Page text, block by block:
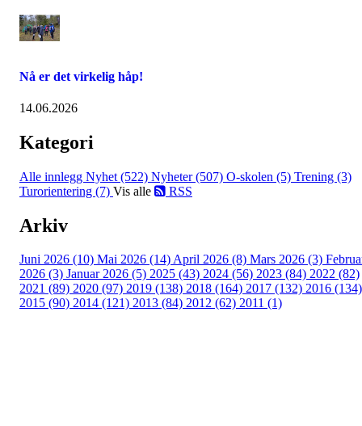
Nå er det virkelig håp!
14.06.2026
Kategori
Alle innlegg Nyhet (522) Nyheter (507) O-skolen (5) Trening (3)
Turorientering (7) Vis alle RSS
Arkiv
Juni 2026 (10) Mai 2026 (14)April 2026 (8) Mars 2026 (3)
2026 (3) Januar 2026 (5) 2025 (43) 2024 (56) 2023 (84) 2022 (82)
2021 (89) 2020 (97) 2019 (138) 2018 (164) 2017 (132) 2016 (134)
2015 (90) 2014 (121) 2013 (84) 2012 (62) 2011 (1)